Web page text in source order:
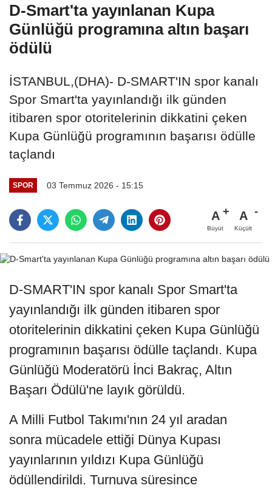
D-Smart'ta yayınlanan Kupa
Günlüğü programına altın başarı
ödülü
İSTANBUL,(DHA)- D-SMART'IN spor kanalı
Spor Smart'ta yayınlandığı ilk günden
itibaren spor otoritelerinin dikkatini çeken
Kupa Günlüğü programının başarısı ödülle
taçlandı
SPOR 03 Temmuz 2026 - 15:15
A
Büyüt
A
Küçült
D-SMART'IN spor kanalı Spor Smart'ta
yayınlandığı ilk günden itibaren spor
otoritelerinin dikkatini çeken Kupa Günlüğü
programının başarısı ödülle taçlandı. Kupa
Günlüğü Moderatörü İnci Bakraç, Altın
Başarı Ödülü'ne layık görüldü.
A Milli Futbol Takımı'nın 24 yıl aradan
sonra mücadele ettiği Dünya Kupası
yayınlarının yıldızı Kupa Günlüğü
ödüllendirildi. Turnuva süresince